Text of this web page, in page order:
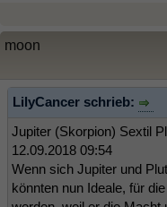
moon
LilyCancer schrieb:
Jupiter (Skorpion) Sextil
12.09.2018 09:54
Wenn sich Jupiter und
könnten nun Ideale, für